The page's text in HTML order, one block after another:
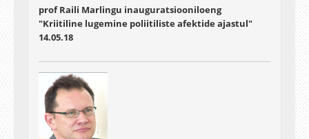
prof Raili Marlingu inauguratsiooniloeng
"Kriitiline lugemine poliitiliste afektide ajastul"
14.05.18